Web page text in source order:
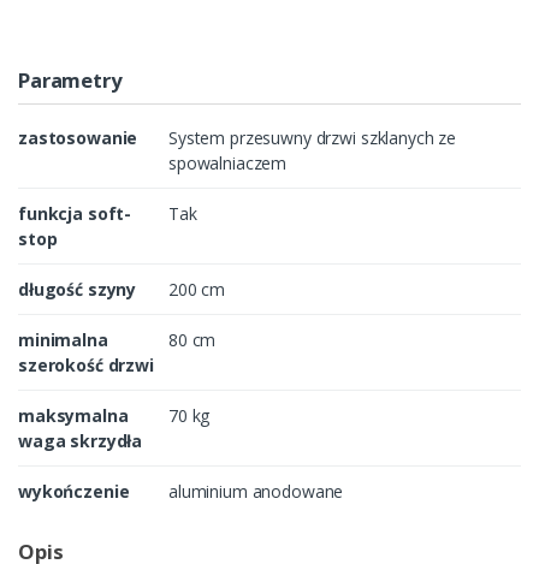
t
yParametry
zastosowanie
System przesuwny drzwi szklanych ze
spowalniaczem
funkcja soft-
stop
Tak
długość szyny 200 cm
minimalna
szerokość drzwi
80 cm
maksymalna
waga skrzydła
70 kg
wykończenie aluminium anodowane
Opis